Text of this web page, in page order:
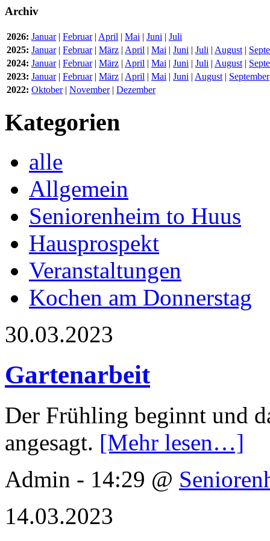
Archiv
2026: Januar| Februar| April | Mai | Juni | Juli
2025: Januar| Februar| März | April | Mai | Juni | Juli | August |
2024: Januar| Februar| März | April | Mai | Juni | Juli | August |
2023: Januar| Februar| März | April | Mai | Juni | August | September
2022: Oktober| November| Dezember
Kategorien
alle
Allgemein
Seniorenheim to Huus
Hausprospekt
Veranstaltungen
Kochen am Donnerstag
30.03.2023
Gartenarbeit
Der Frühling beginnt und
angesagt. [Mehr lesen…]
Admin - 14:29 @
14.03.2023